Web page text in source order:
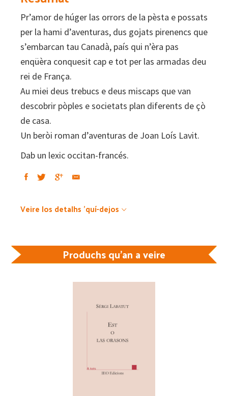
quantity
Pr’amor de húger las orrors de la pèsta e possats
per la hami d’aventuras, dus gojats pirenencs que
s’embarcan tau Canadà, país qui n’èra pas
enqüèra conquesit cap e tot per las armadas deu
rei de França.
Au miei deus trebucs e deus miscaps que van
descobrir pòples e societats plan diferents de çò
de casa.
Un beròi roman d’aventuras de Joan Loís Lavit.
Dab un lexic occitan-francés.
Veire los detalhs 'quí-dejos
Produchs qu'an a veire